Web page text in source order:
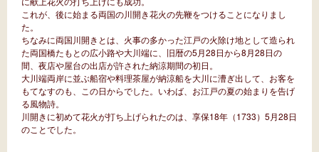
これが、後に始まる両国の川開き花火の先鞭をつけることになりまし
た。
ちなみに両国川開きとは、火事の多かった江戸の火除け地として造られ
た両国橋たもとの広小路や大川端に、旧暦の5月28日から8月28日の
間、夜店や屋台の出店が許された納涼期間の初日。
大川端両岸に並ぶ船宿や料理茶屋が納涼船を大川に漕ぎ出して、お客を
もてなすのも、この日からでした。いわば、お江戸の夏の始まりを告げ
る風物詩。
川開きに初めて花火が打ち上げられたのは、享保18年（1733）5月28日
のことでした。